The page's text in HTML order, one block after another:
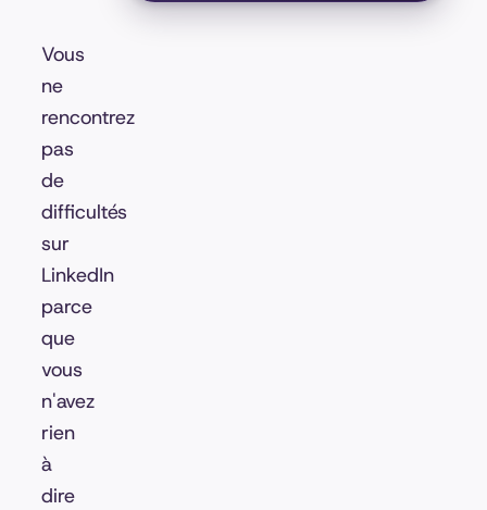
Vous
ne
rencontrez
pas
de
difficultés
sur
LinkedIn
parce
que
vous
n'avez
rien
à
dire